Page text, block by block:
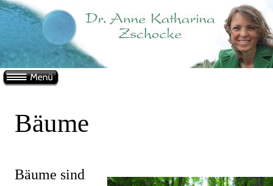
Bäume
Bäume sind